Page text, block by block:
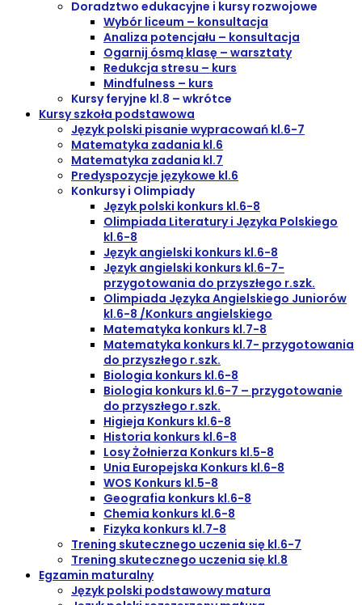
Doradztwo edukacyjne i kursy rozwojowe
Wybór liceum – konsultacja
Analiza potencjału – konsultacja
Ogarnij ósmą klasę – warsztaty
Redukcja stresu – kurs
Mindfulness – kurs
Kursy feryjne kl.8 – wkrótce
Kursy szkoła podstawowa
Język polski pisanie wypracowań kl.6-7
Matematyka zadania kl.6
Matematyka zadania kl.7
Predyspozycje językowe kl.6
Konkursy i Olimpiady
Język polski konkurs kl.6-8
Olimpiada Literatury i Języka Polskiego
kl.6-8
Język angielski konkurs kl.6-8
Język angielski konkurs kl.6-7-
przygotowania do przyszłego r.szk.
Olimpiada Języka Angielskiego Juniorów
kl.6-8 /Konkurs angielskiego
Matematyka konkurs kl.7-8
Matematyka konkurs kl.7- przygotowania
do przyszłego r.szk.
Biologia konkurs kl.6-8
Biologia konkurs kl.6-7 – przygotowanie
do przyszłego r.szk.
Higieja Konkurs kl.6-8
Historia konkurs kl.6-8
Losy Żołnierza Konkurs kl.5-8
Unia Europejska Konkurs kl.6-8
WOS Konkurs kl.5-8
Geografia konkurs kl.6-8
Chemia konkurs kl.6-8
Fizyka konkurs kl.7-8
Trening skutecznego uczenia się kl.6-7
Trening skutecznego uczenia się kl.8
Egzamin maturalny
Język polski podstawowy matura